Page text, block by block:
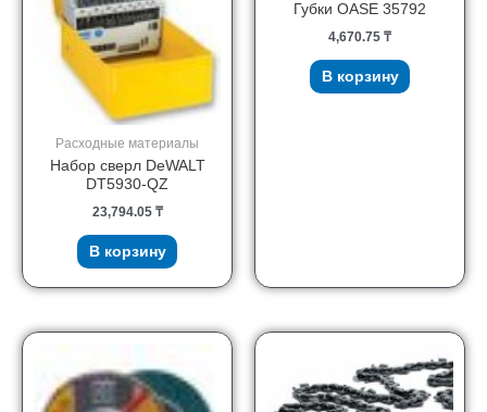
Расходные материалы
Набор сверл DeWALT
DT5930-QZ
23,794.05 ₸
В корзину
Губки OASE 35792
4,670.75 ₸
В корзину